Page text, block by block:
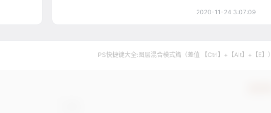
2020-11-24 3:07:09
PS快捷键大全:图层混合模式篇（差值 【Ctrl】+【Alt】+【E】）